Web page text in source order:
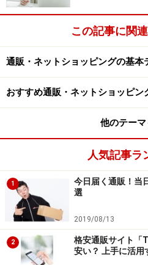
のレビューを書いていたり、
ビューを書いているレビュア
ため信頼しないようにしまし
また、その商品の特徴や使い
詳しく書いているレビュアー
実際に購入した人の
実際にその商品を使ってみた
ーは、信頼性が高く参考にな
ーが書き込めない仕組みに
が、ショップによっては、購
この記事に関
通販・ネットショッピングの基本
おすすめ通販・ネットショッピン
他のテー
人気記事ラ
1
今日届く通販！当
選
2019/08/13
2
格安通販サイト「
安い？ 上手に活用